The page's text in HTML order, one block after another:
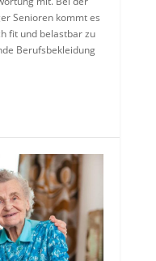
Senioren kommt es
fit und belastbar zu
Berufsbekleidung